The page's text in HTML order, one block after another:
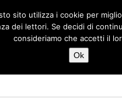
sito utilizza i cookie per
dei lettori. Se decidi di
consideriamo che accetti il
Ok